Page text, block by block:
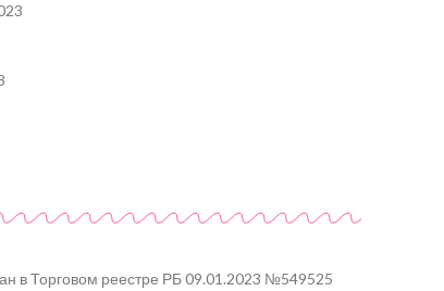
в Торговом реестре РБ 09.01.2023 №549525